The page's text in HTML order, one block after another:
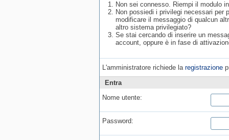
Non sei connesso. Riempi il modulo
Non possiedi i privilegi necessari per
modificare il messaggio di qualcun
altro sistema privilegiato?
Se stai cercando di inserire un
account, oppure è in fase di
L'amministratore richiede la registrazione
Entra
Nome utente:
Password: